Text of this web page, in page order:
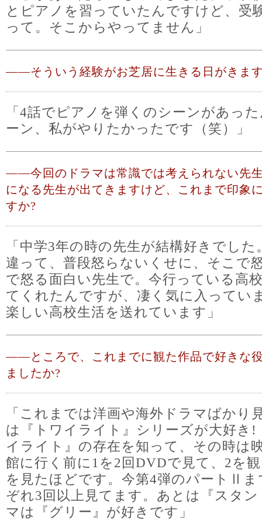
とピアノを習っていたんですけど、受
って。そこからやってません」
――そういう経験がお芝居に生きる日がきま
「4話でピアノを弾くのシーンがあっ
ーン、私がやりたかったです（笑）」
――今回のドラマは常識では考えられない先
になる先生が出てきますけど、これまで印象
すか?
「中学3年の時の先生が結構好きでし
違って、普段怒らないくせに、そこ
で怒る面白い先生で。今行っている高
てくれたんですが、凄く気に入ってい
楽しい高校生活を送れています」
――ところで、これまでに観た作品で好きな
ましたか?
「これまでは洋画や海外ドラマばかり
は『トワイライト』シリーズが大好
イライト』の存在を知って、その時は
館に行く前に1を2回DVDで見て、2を
を見たほどです。今第4弾のパートⅡ
ぞれ3回以上見てます。あとは『スタ
マは『グリー』が好きです」